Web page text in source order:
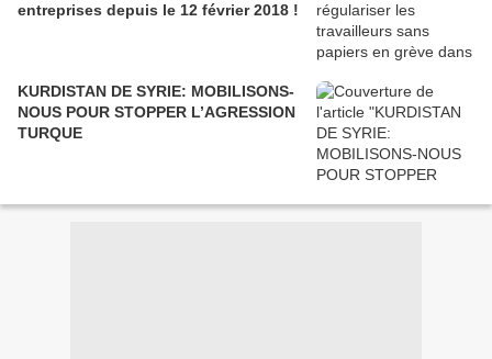
entreprises depuis le 12 février 2018 !
KURDISTAN DE SYRIE: MOBILISONS-
NOUS POUR STOPPER L’AGRESSION
TURQUE